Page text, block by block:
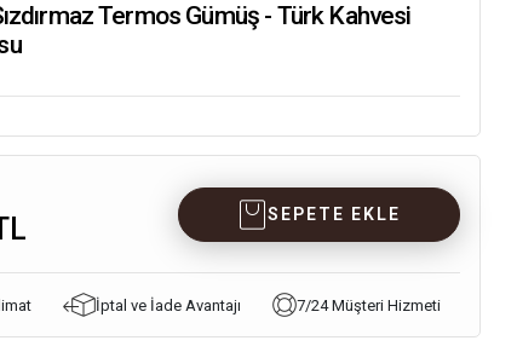
Termos Gümüş - Türk Kahvesi
SEPETE EKLE
İptal ve İade Avantajı 7/24 Müşteri Hizmeti